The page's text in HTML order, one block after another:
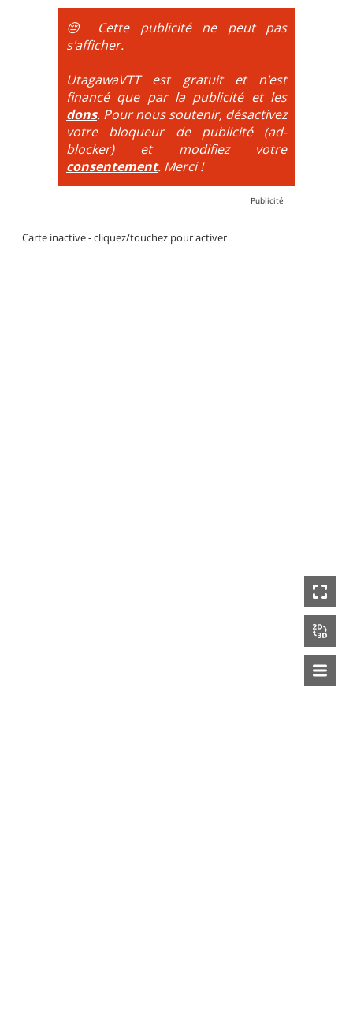
obligatoire.
DH / Gravity : Seule la descente se passe sur le vélo.
La montée est faite via navette ou remontée
mécanique. La difficulté de la descente est indiquée
par des couleurs lorsqu'il s'agit de bikeparks. Vélo
tout suspendu et protections du corps obligatoires.
😔 Cette publicité ne peut pas
s'afficher.
UtagawaVTT est gratuit et n'est
financé que par la publicité et les
dons. Pour nous soutenir, désactivez
votre bloqueur de publicité (ad-
blocker) et modifiez votre
consentement. Merci !